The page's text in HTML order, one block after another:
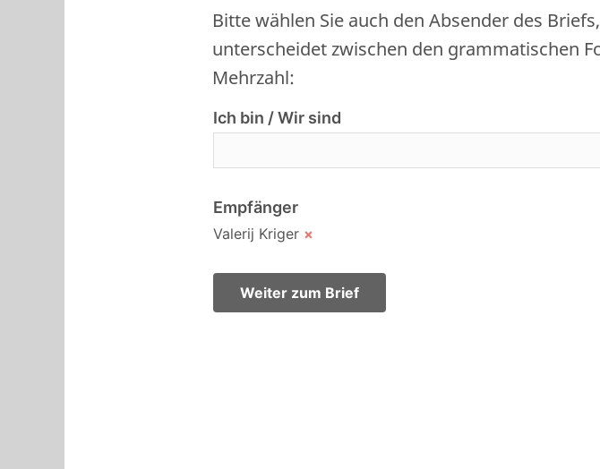
Bitte wählen Sie auch den Absender des
unterscheidet zwischen den grammatischen
Mehrzahl:
Ich bin / Wir sind
Empfänger
Valerij Kriger ×
Weiter zum Brief